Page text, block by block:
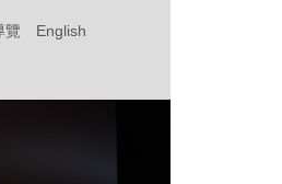
覽 English